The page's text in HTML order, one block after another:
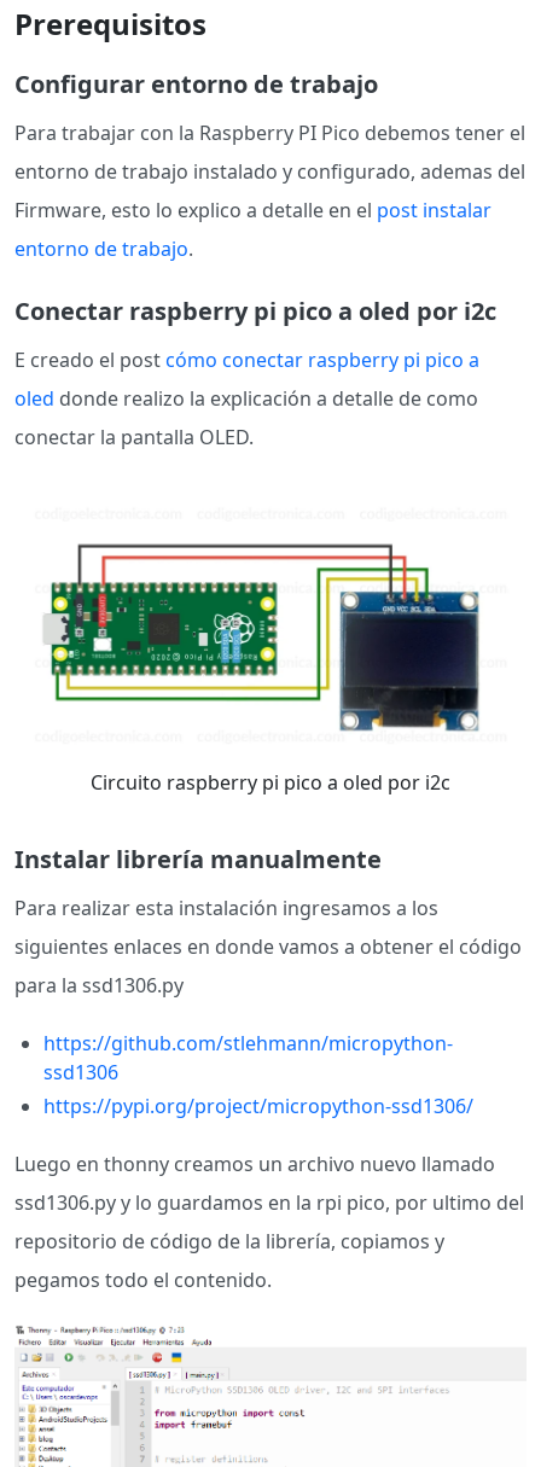
Prerequisitos
Configurar entorno de trabajo
Para trabajar con la Raspberry PI Pico debemos tener el
entorno de trabajo instalado y configurado, ademas del
Firmware, esto lo explico a detalle en el post instalar
entorno de trabajo.
Conectar raspberry pi pico a oled por i2c
E creado el postcómo conectar raspberry pi pico a
oled donde realizo la explicación a detalle de como
conectar la pantalla OLED.
Circuito raspberry pi pico a oled por i2c
Instalar librería manualmente
Para realizar esta instalación ingresamos a los
siguientes enlaces en donde vamos a obtener el código
para la ssd1306.py
https://github.com/stlehmann/micropython-
ssd1306
https://pypi.org/project/micropython-ssd1306/
Luego en thonny creamos un archivo nuevo llamado
ssd1306.py y lo guardamos en la rpi pico, por ultimo del
repositorio de código de la librería, copiamos y
pegamos todo el contenido.